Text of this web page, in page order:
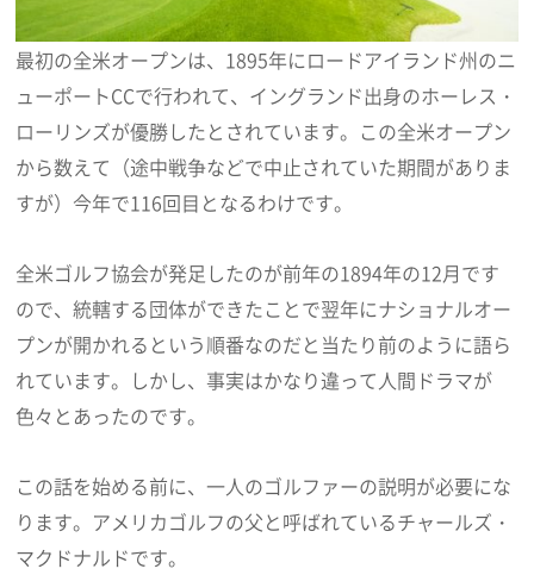
最初の全米オープンは、1895年にロードアイランド州のニ
ューポートCCで行われて、イングランド出身のホーレス・
ローリンズが優勝したとされています。この全米オープン
から数えて（途中戦争などで中止されていた期間がありま
すが）今年で116回目となるわけです。
全米ゴルフ協会が発足したのが前年の1894年の12月です
ので、統轄する団体ができたことで翌年にナショナルオー
プンが開かれるという順番なのだと当たり前のように語ら
れています。しかし、事実はかなり違って人間ドラマが
色々とあったのです。
この話を始める前に、一人のゴルファーの説明が必要にな
ります。アメリカゴルフの父と呼ばれているチャールズ・
マクドナルドです。